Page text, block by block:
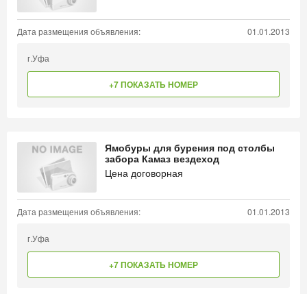
Дата размещения объявления: 01.01.2013
г.Уфа
+7 ПОКАЗАТЬ НОМЕР
Ямобуры для бурения под столбы
забора Камаз вездеход
Цена договорная
Дата размещения объявления: 01.01.2013
г.Уфа
+7 ПОКАЗАТЬ НОМЕР